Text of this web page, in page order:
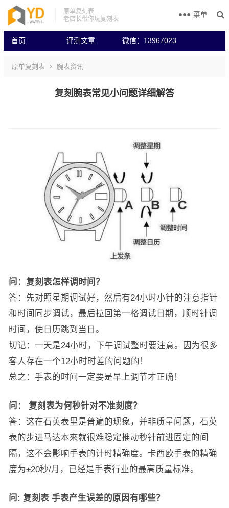
原单复刻表
老店长带你玩复刻表
首页 评测文章 微信：13967023
菜单
原单复刻表 腕表资讯
复刻腕表常见小问题详细解答
问：复刻表怎样调时间？
答：先对照星期调试好，然后有24小时小针的注意指针
和时间同步调试，最后拉回第一格调试日期，顺时针调
时间，使日历跳到当日。
切记：一天是24小时，下午调试整时要注意。因为很多
客人存在一个12小时时差的问题的！
总之：手表的时间一定要是早上调节才正确！
问：
复刻表为何秒针对不准刻度？
答：这在石英表里是普遍的现象，并非质量问题，石英
表的步进马达本來就很难稳定推动秒针前进固定的间
隔，这不会影响手表的计时精确度。卡西欧手表的精确
度为±20秒/月，已经是手表行业的最高质量标准。
问: 复刻表 手表产生误差的原因有哪些？